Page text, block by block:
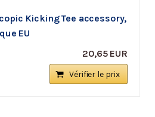
Kicking Tee accessory,
EU
20,65 EUR
Vérifier le prix